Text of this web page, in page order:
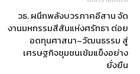
วธ. ผนึกพลังบวรภาคอีสาน จัด
งานมหกรรมสีสันแห่งศรัทธา ต่อย
อดทุนศาสนา–วัฒนธรรม สู่
เศรษฐกิจชุมชนเข้มแข็งอย่าง
ยั่งยืน